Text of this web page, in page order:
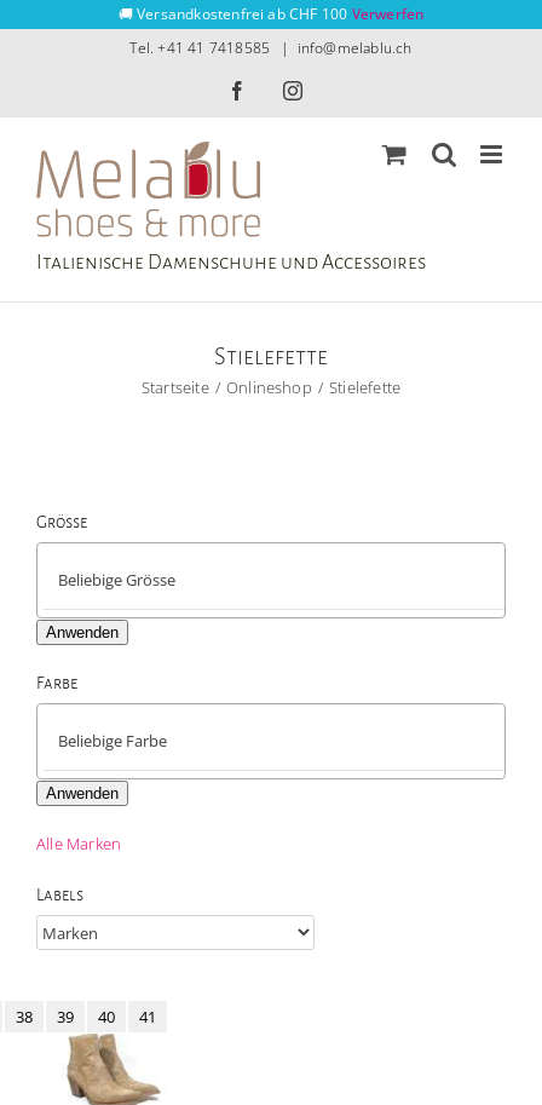
🚚 Versandkostenfrei ab CHF 100 Verwerfen
Tel. +41 41 7418585 | info@melablu.ch
FacebookInstagram
Italienische Damenschuhe und Accessoires
Stielefette
Startseite Onlineshop Stielefette
38 39 40 41
Grösse
Anwenden
Farbe
Anwenden
Alle Marken
Labels